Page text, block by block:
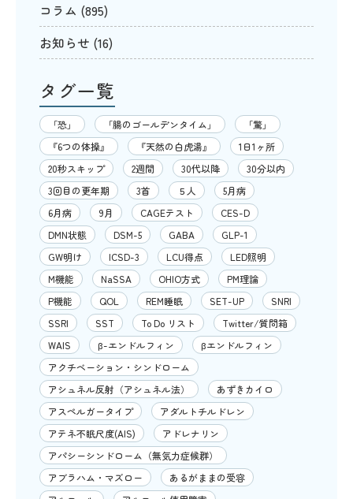
コラム (895)
お知らせ (16)
タグ一覧
「恐」 「腸のゴールデンタイム」
「驚」
『6つの体操』
『天然の白虎湯』
1日1ヶ所
20秒スキップ
2週間 30代以降
30分以内
3回目の更年期
3首 ５人
5月病
6月病
9月 CAGEテスト
CES-D
DMN状態
DSM-5 GABA
GLP-1
GW明け
ICSD-3 LCU得点
LED照明
M機能
NaSSA OHIO方式
PM理論
P機能
QOL REM睡眠 SET-UP
SNRI
SSRI
SST To Do リスト
Twitter/質問箱
WAIS
β-エンドルフィン
βエンドルフィン
アクチベーション・シンドローム
アシュネル反射（アシュネル法）
あずきカイロ
アスペルガータイプ
アダルトチルドレン
アテネ不眠尺度(AIS)
アドレナリン
アパシーシンドローム（無気力症候群）
アブラハム・マズロー
あるがままの受容